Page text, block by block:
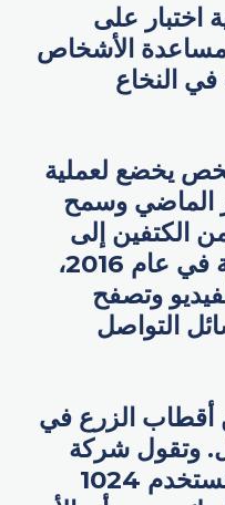
اختبار على
مساعدة الأشخاص
النخاع
يخضع لعملية
الماضي وسمح
الكتفين إلى
أسفل نتيجة حادث سباحة في عام 2016،
وتصفح
التواصل
إن 400 من أقطاب الزرع في
وتقول شركة
«نيورالينك» إن غرستها تستخدم 1024